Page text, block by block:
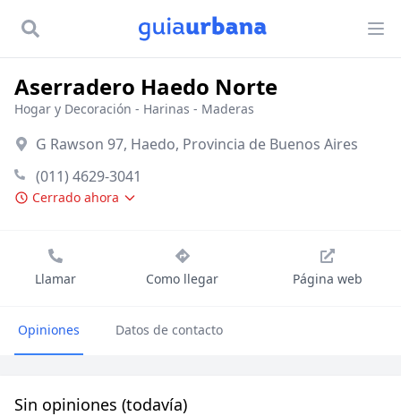
Aserradero Haedo Norte
Hogar y Decoración - Harinas - Maderas
G Rawson 97, Haedo, Provincia de Buenos Aires
(011) 4629-3041
Cerrado ahora
Llamar Como llegar Página web
Opiniones Datos de contacto
Sin opiniones (todavía)